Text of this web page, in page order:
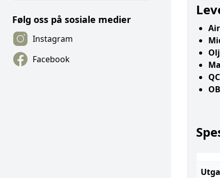
Følg oss på sosiale medier
Instagram
Facebook